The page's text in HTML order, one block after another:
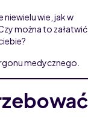
wie, jak w
można to załatwić
medycznego.